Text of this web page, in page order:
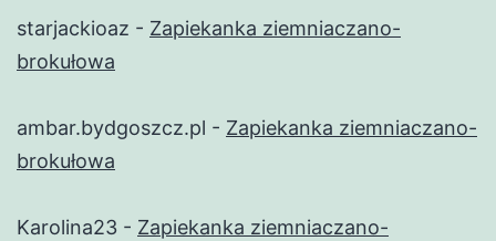
starjackioaz - Zapiekanka ziemniaczano-
brokułowa
ambar.bydgoszcz.pl - Zapiekanka ziemniaczano-
brokułowa
Karolina23 - Zapiekanka ziemniaczano-